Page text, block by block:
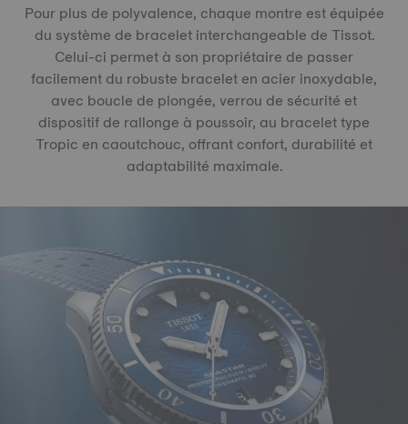
Pour plus de polyvalence, chaque montre est équipée
du système de bracelet interchangeable de Tissot.
Celui-ci permet à son propriétaire de passer
facilement du robuste bracelet en acier inoxydable,
avec boucle de plongée, verrou de sécurité et
dispositif de rallonge à poussoir, au bracelet type
Tropic en caoutchouc, offrant confort, durabilité et
adaptabilité maximale.